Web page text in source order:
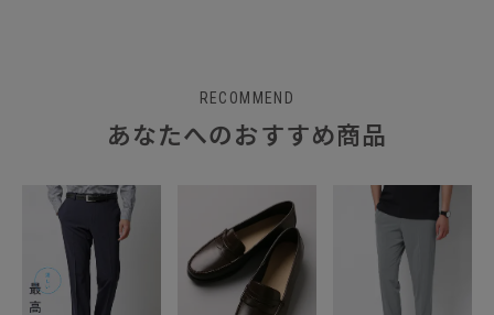
RECOMMEND
あなたへのおすすめ商品